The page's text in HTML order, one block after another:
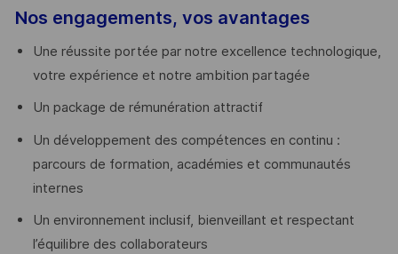
Nos engagements, vos avantages
Une réussite portée par notre excellence technologique,
votre expérience et notre ambition partagée
Un package de rémunération attractif
Un développement des compétences en continu :
parcours de formation, académies et communautés
internes
Un environnement inclusif, bienveillant et respectant
l’équilibre des collaborateurs